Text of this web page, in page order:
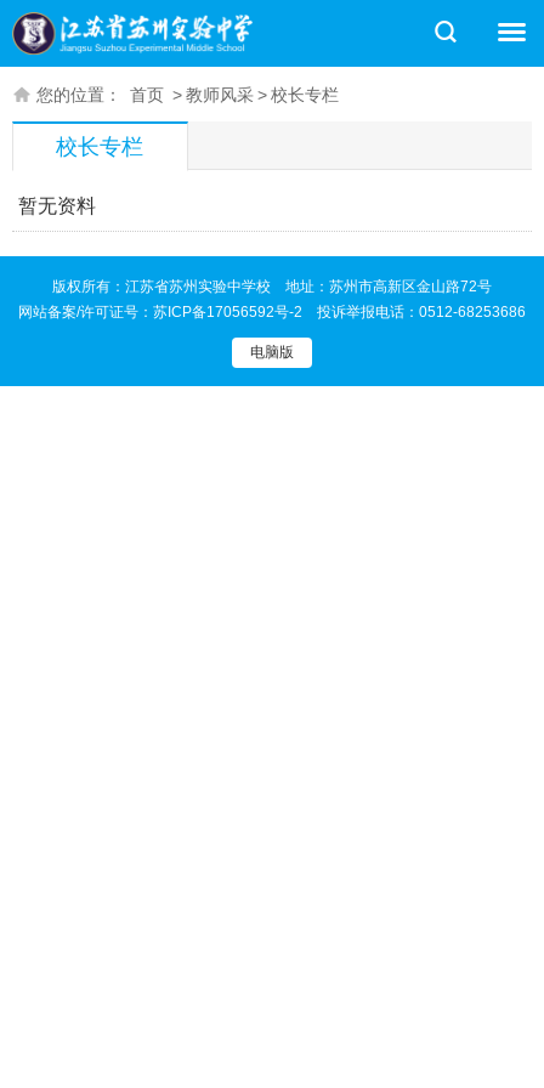
您的位置： 首页 >教师风采>校长专栏
校长专栏
暂无资料
版权所有：江苏省苏州实验中学校 地址：苏州市高新区金山路72号
网站备案/许可证号： 苏ICP备17056592号-2 投诉举报电话：0512-68253686
电脑版